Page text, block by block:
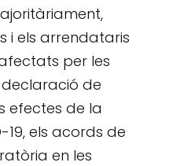
i els arrendataris
per les
de
efectes de la
els acords de
en les